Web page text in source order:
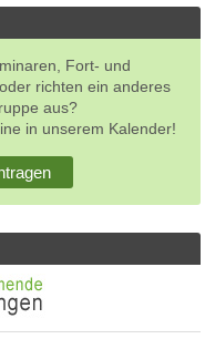
Fort- und
richten ein anderes
aus?
in unserem Kalender!